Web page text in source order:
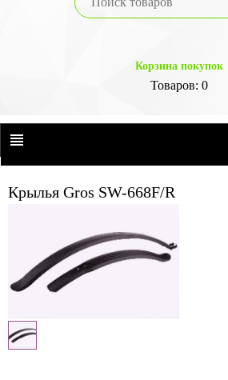
Корзина покупок
Товаров: 0
Крылья Gros SW-668F/R